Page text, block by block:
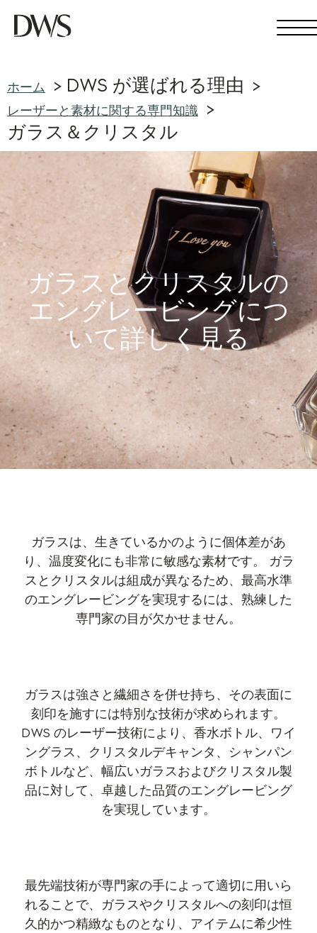
ホーム DWS が選ばれる理由
レーザーと素材に関する専門知識
ガラス＆クリスタル
ガラスとクリスタルの
エングレービングにつ
いて詳しく見る
ガラスは、生きているかのように個体差があ
り、温度変化にも非常に敏感な素材です。 ガラ
スとクリスタルは組成が異なるため、最高水準
のエングレービングを実現するには、熟練した
専門家の目が欠かせません。
ガラスは強さと繊細さを併せ持ち、その表面に
刻印を施すには特別な技術が求められます。
DWS のレーザー技術により、香水ボトル、ワイ
ングラス、クリスタルデキャンタ、シャンパン
ボトルなど、幅広いガラスおよびクリスタル製
品に対して、卓越した品質のエングレービング
を実現しています。
最先端技術が専門家の手によって適切に用いら
れることで、ガラスやクリスタルへの刻印は恒
久的かつ精緻なものとなり、アイテムに希少性